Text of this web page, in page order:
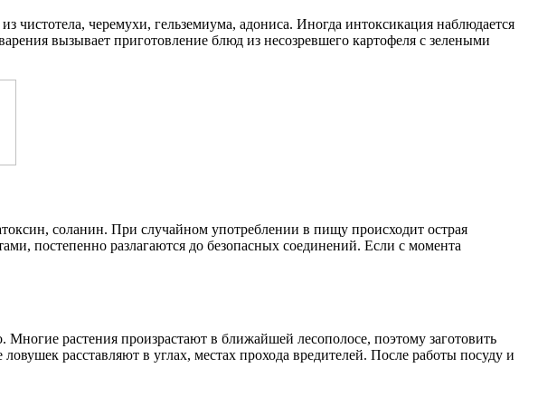
черемухи, гельземиума, адониса. Иногда интоксикация наблюдается
вызывает приготовление блюд из несозревшего картофеля с зелеными
соланин. При случайном употреблении в пищу происходит острая
постепенно разлагаются до безопасных соединений. Если с момента
растения произрастают в ближайшей лесополосе, поэтому заготовить
расставляют в углах, местах прохода вредителей. После работы посуду и